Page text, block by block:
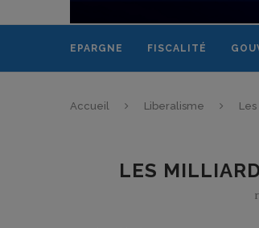
EPARGNE FISCALITÉ
Accueil Liberalisme
LES